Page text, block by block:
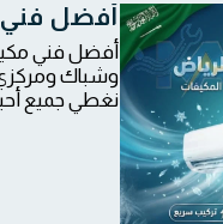
أفضل
أفضل فني
وشباك
نغطي جميع